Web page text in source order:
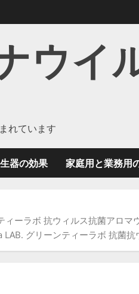
ウイ
れています
器の効果 家庭用と業務用
ィーラボ 抗ウィルス抗菌アロ
LAB. グリーンティーラボ 抗菌